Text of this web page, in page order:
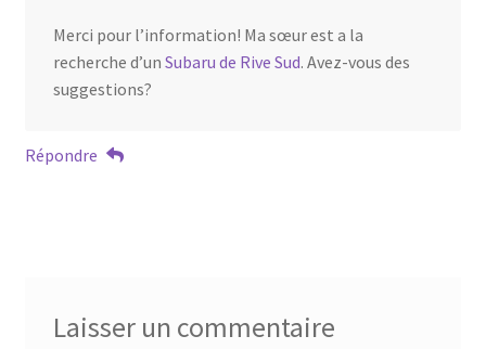
Merci pour l’information! Ma sœur est a la
recherche d’un Subaru de Rive Sud. Avez-vous des
suggestions?
Répondre
Laisser un commentaire